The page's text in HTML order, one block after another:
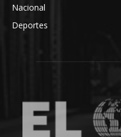
Nacional
Deportes